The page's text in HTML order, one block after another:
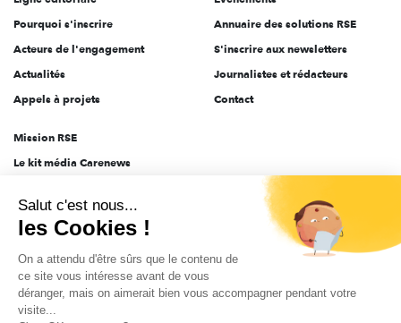
Pourquoi s'inscrire
Acteurs de l'engagement
Actualités
Appels à projets
Annuaire des solutions RSE
S'inscrire aux newsletters
Journalistes et rédacteurs
Contact
Mission RSE
Le kit média Carenews
AEF info
Novethic
PRODURABLE
Inclusiv Day
Salut c'est nous...
les Cookies !
On a attendu d'être sûrs que le contenu de
ce site vous intéresse avant de vous
déranger, mais on aimerait bien vous accompagner pendant votre
visite...